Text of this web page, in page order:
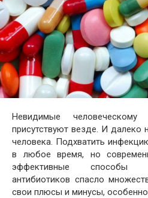
Невидимые человеческому
присутствуют везде. И далеко
человека. Подхватить
в любое время, но
эффективные способы
антибиотиков спасло
свои плюсы и минусы,